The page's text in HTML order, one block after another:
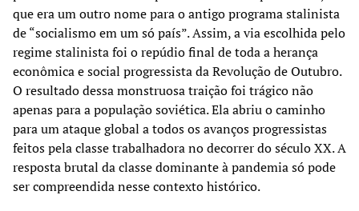
que era um outro nome para o antigo programa stalinista
de “socialismo em um só país”. Assim, a via escolhida pelo
regime stalinista foi o repúdio final de toda a herança
econômica e social progressista da Revolução de Outubro.
O resultado dessa monstruosa traição foi trágico não
apenas para a população soviética. Ela abriu o caminho
para um ataque global a todos os avanços progressistas
feitos pela classe trabalhadora no decorrer do século XX. A
resposta brutal da classe dominante à pandemia só pode
ser compreendida nesse contexto histórico.